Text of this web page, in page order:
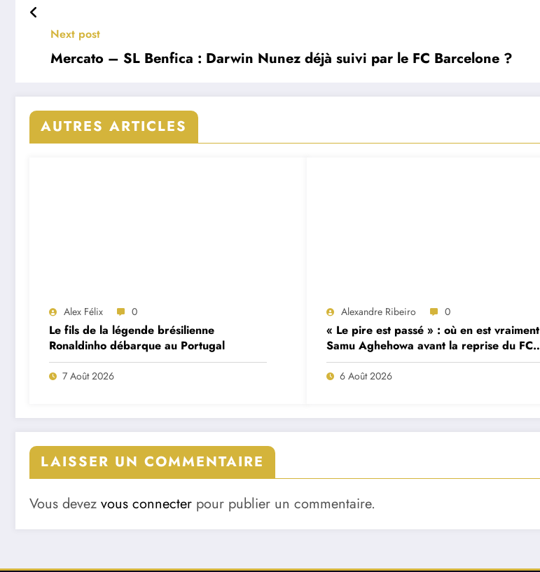
Next post
Mercato – SL Benfica : Darwin Nunez déjà suivi par le FC Barcelone ?
AUTRES ARTICLES
Alex Félix 0
Le fils de la légende brésilienne
Ronaldinho débarque au Portugal
7 Août 2026
Alexandre Ribeiro 0
« Le pire est passé » : où en est vraiment
Samu Aghehowa avant la reprise du FC
Porto ?
6 Août 2026
LAISSER UN COMMENTAIRE
Vous devez vous connecter pour publier un commentaire.